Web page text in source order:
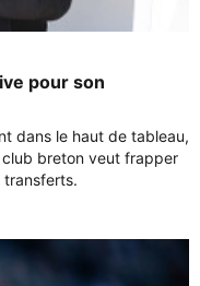
pour son
dans le haut de tableau,
club breton veut frapper
transferts.